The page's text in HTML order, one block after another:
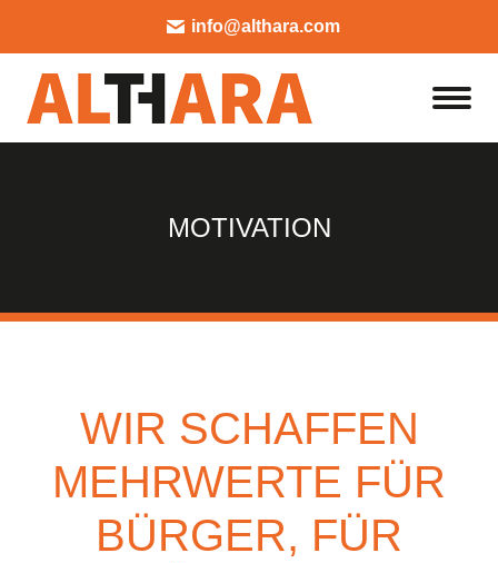
info@althara.com
MOTIVATION
WIR SCHAFFEN
MEHRWERTE FÜR
BÜRGER, FÜR